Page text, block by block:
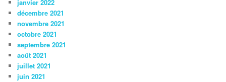
janvier 2022
décembre 2021
novembre 2021
octobre 2021
septembre 2021
août 2021
juillet 2021
juin 2021